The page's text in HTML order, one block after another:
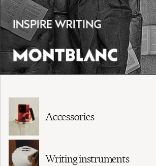
Accessories
Writing instruments